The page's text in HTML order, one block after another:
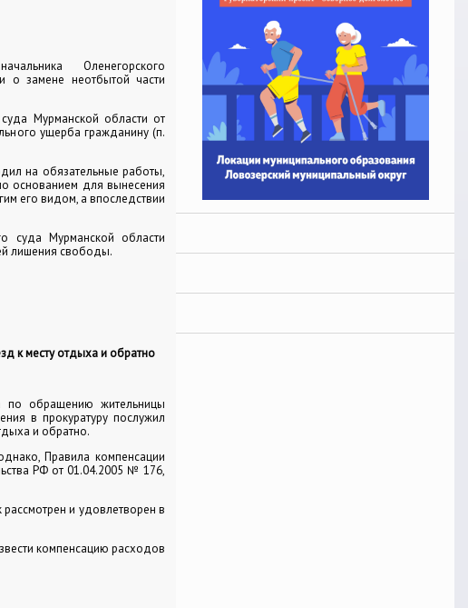
Оленегорского
замене неотбытой части
Мурманской области от
ущерба гражданину (п.
на обязательные работы,
основанием для вынесения
его видом, а впоследствии
суда Мурманской области
лишения свободы.
к месту отдыха и обратно
по обращению жительницы
в прокуратуру послужил
и обратно.
Правила компенсации
РФ от 01.04.2005 № 176,
и удовлетворен в
компенсацию расходов